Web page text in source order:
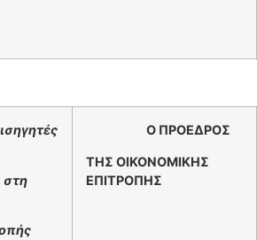
στη
Ο ΠΡΟΕΔΡΟΣ
ΤΗΣ ΟΙΚΟΝΟΜΙΚΗΣ
ΕΠΙΤΡΟΠΗΣ